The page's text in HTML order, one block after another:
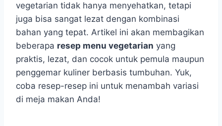
vegetarian tidak hanya menyehatkan, tetapi
juga bisa sangat lezat dengan kombinasi
bahan yang tepat. Artikel ini akan membagikan
beberapa resep menu vegetarian yang
praktis, lezat, dan cocok untuk pemula maupun
penggemar kuliner berbasis tumbuhan. Yuk,
coba resep-resep ini untuk menambah variasi
di meja makan Anda!